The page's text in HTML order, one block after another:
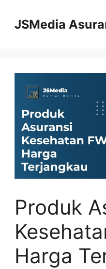
contentJSMedia
Produk
Harga